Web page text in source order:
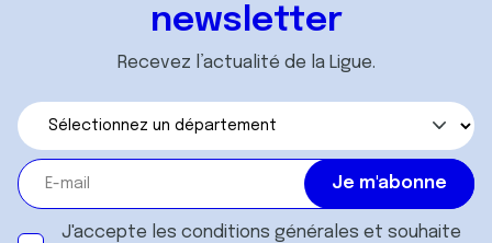
newsletter
Recevez l’actualité de la Ligue.
J'accepte les conditions générales et souhaite